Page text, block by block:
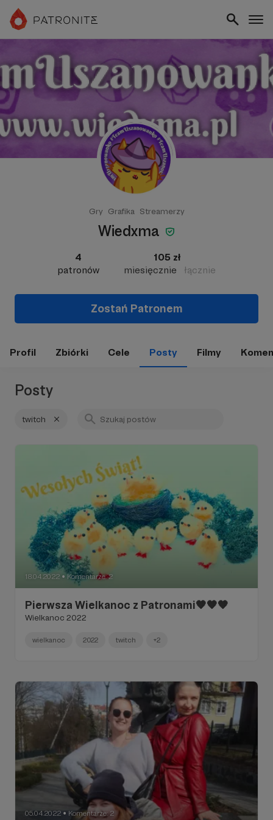
Gry Grafika Streamerzy
Wiedxma
4
patronów
105 zł
miesięcznie
łącznie
Zostań Patronem
Profil Zbiórki Cele Posty Filmy
Posty
twitch
18.04.2022 ● Komentarze: 2
Pierwsza Wielkanoc z Patronami🧡🧡🧡
Wielkanoc 2022
wielkanoc 2022 twitch +2
05.04.2022 ● Komentarze: 2